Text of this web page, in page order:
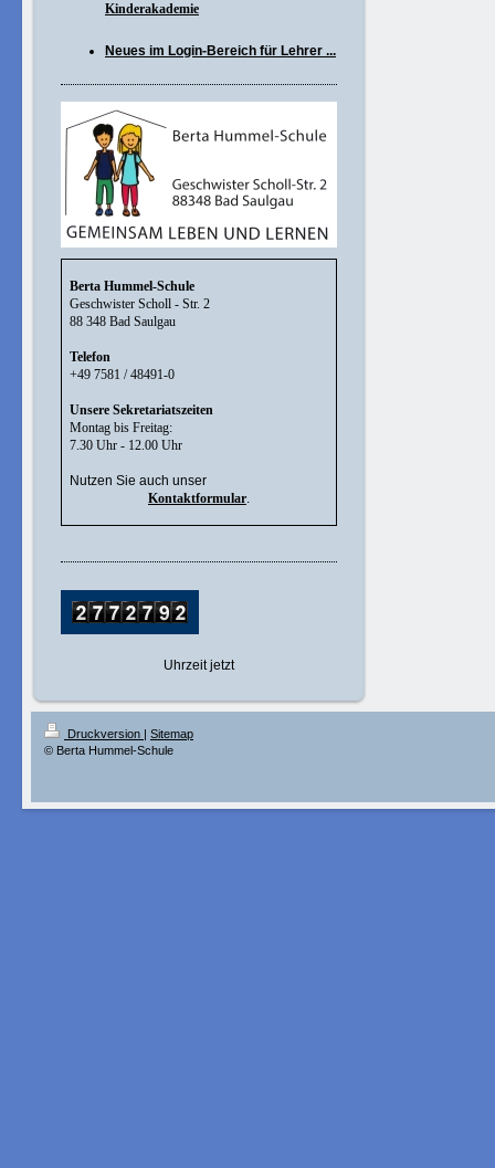
Kinderakademie
Neues im Login-Bereich für Lehrer ...
Berta Hummel-Schule
Geschwister Scholl - Str. 2
88 348 Bad Saulgau
Telefon
+49 7581 / 48491-0
Unsere Sekretariatszeiten
Montag bis Freitag:
7.30 Uhr - 12.00 Uhr
Nutzen Sie auch unser
Kontaktformular.
Uhrzeit jetzt
Druckversion | Sitemap
© Berta Hummel-Schule